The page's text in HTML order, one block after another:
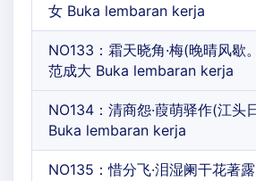
女 Buka lembaran kerja
NO133：霜天晓角·梅(晚晴风歇
范成大 Buka lembaran kerja
NO134：清商怨·葭萌驿作(江头
Buka lembaran kerja
NO135：惜分飞·泪湿阑干花著